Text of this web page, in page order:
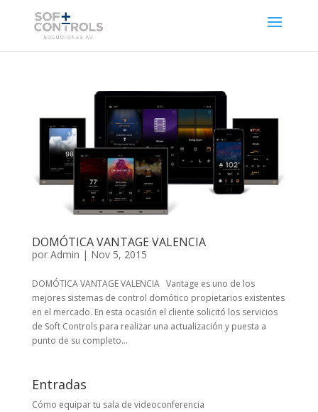
DOMÓTICA VANTAGE VALENCIA
por Admin | Nov 5, 2015
DOMÓTICA VANTAGE VALENCIA Vantage es uno de los
mejores sistemas de control domótico propietarios existentes
en el mercado. En esta ocasión el cliente solicitó los servicios
de Soft Controls para realizar una actualización y puesta a
punto de su completo...
Entradas
Cómo equipar tu sala de videoconferencia